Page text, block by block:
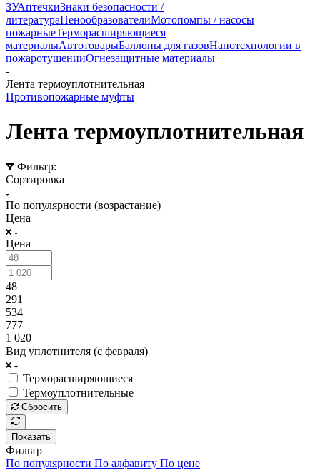
ЗУАптечкиЗнаки безопасности /
литератураПенообразователиМотопомпы / насосы
пожарныеТерморасширяющиеся
материалыАвтотоварыБаллоны для газовНанотехнологии в
пожаротушенииОгнезащитные материалы
-
Лента термоуплотнительная
Противопожарные муфты
Лента термоуплотнительная
Фильтр:
Сортировка
По популярности (возрастание)
Цена
Цена
48
291
534
777
1 020
Вид уплотнителя (с февраля)
Терморасширяющиеся
Термоуплотнительные
Сбросить
Показать
Фильтр
По популярности По алфавиту По цене